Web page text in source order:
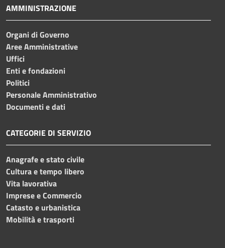
AMMINISTRAZIONE
Organi di Governo
Aree Amministrative
Uffici
Enti e fondazioni
Politici
Personale Amministrativo
Documenti e dati
CATEGORIE DI SERVIZIO
Anagrafe e stato civile
Cultura e tempo libero
Vita lavorativa
Imprese e Commercio
Catasto e urbanistica
Mobilità e trasporti